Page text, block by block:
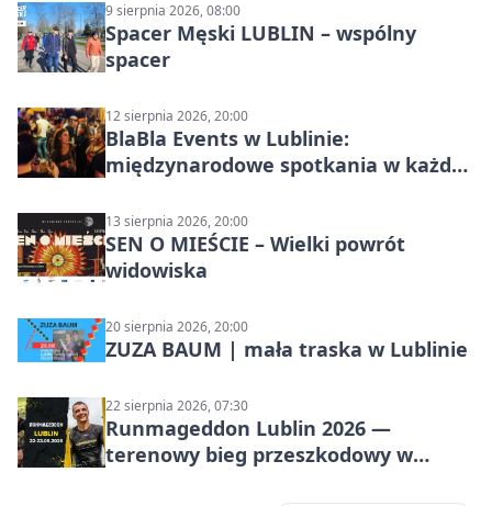
9 sierpnia 2026, 08:00
Spacer Męski LUBLIN – wspólny
spacer
12 sierpnia 2026, 20:00
BlaBla Events w Lublinie:
międzynarodowe spotkania w każdą
13 sierpnia 2026, 20:00
SEN O MIEŚCIE – Wielki powrót
widowiska
20 sierpnia 2026, 20:00
ZUZA BAUM | mała traska w Lublinie
22 sierpnia 2026, 07:30
Runmageddon Lublin 2026 —
terenowy bieg przeszkodowy w